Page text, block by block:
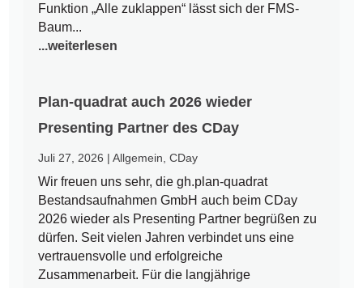
Funktion „Alle zuklappen“ lässt sich der FMS-
Baum...
...weiterlesen
Plan-quadrat auch 2026 wieder
Presenting Partner des CDay
Juli 27, 2026 |Allgemein ,CDay
Wir freuen uns sehr, die gh.plan-quadrat
Bestandsaufnahmen GmbH auch beim CDay
2026 wieder als Presenting Partner begrüßen zu
dürfen. Seit vielen Jahren verbindet uns eine
vertrauensvolle und erfolgreiche
Zusammenarbeit. Für die langjährige